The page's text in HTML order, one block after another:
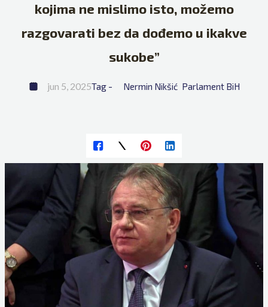
kojima ne mislimo isto, možemo
razgovarati bez da dođemo u ikakve
sukobe”
jun 5, 2025Tag - Nermin Nikšić Parlament BiH